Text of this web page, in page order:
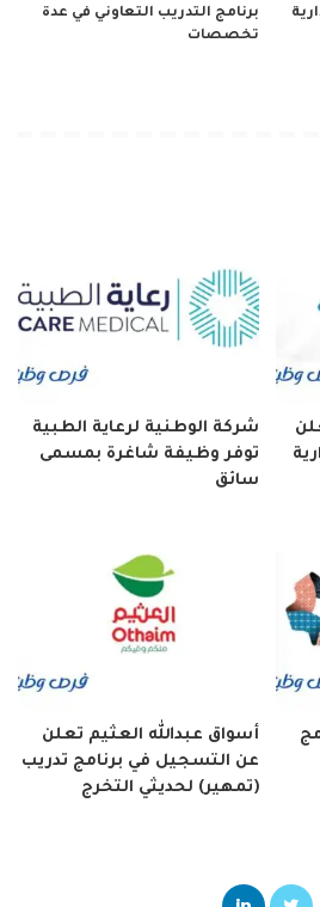
برنامج التدريب التعاوني في عدة
تخصصات
شركة الوطنية لرعاية الطبية
توفر وظيفة شاغرة بمسمى
سائق
أسواق عبدالله العثيم تعلن
عن التسجيل في برنامج تدريب
(تمهير) لحديثي التخرج